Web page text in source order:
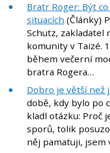
Bratr Roger: Být
situacích (Články)
Schutz, zakladatel
komunity v Taizé.
během večerní
bratra Rogera…
Dobro je větší než
době, kdy bylo po
kladl otázku: Proč
sporů, tolik
něj pamatuji, jsem